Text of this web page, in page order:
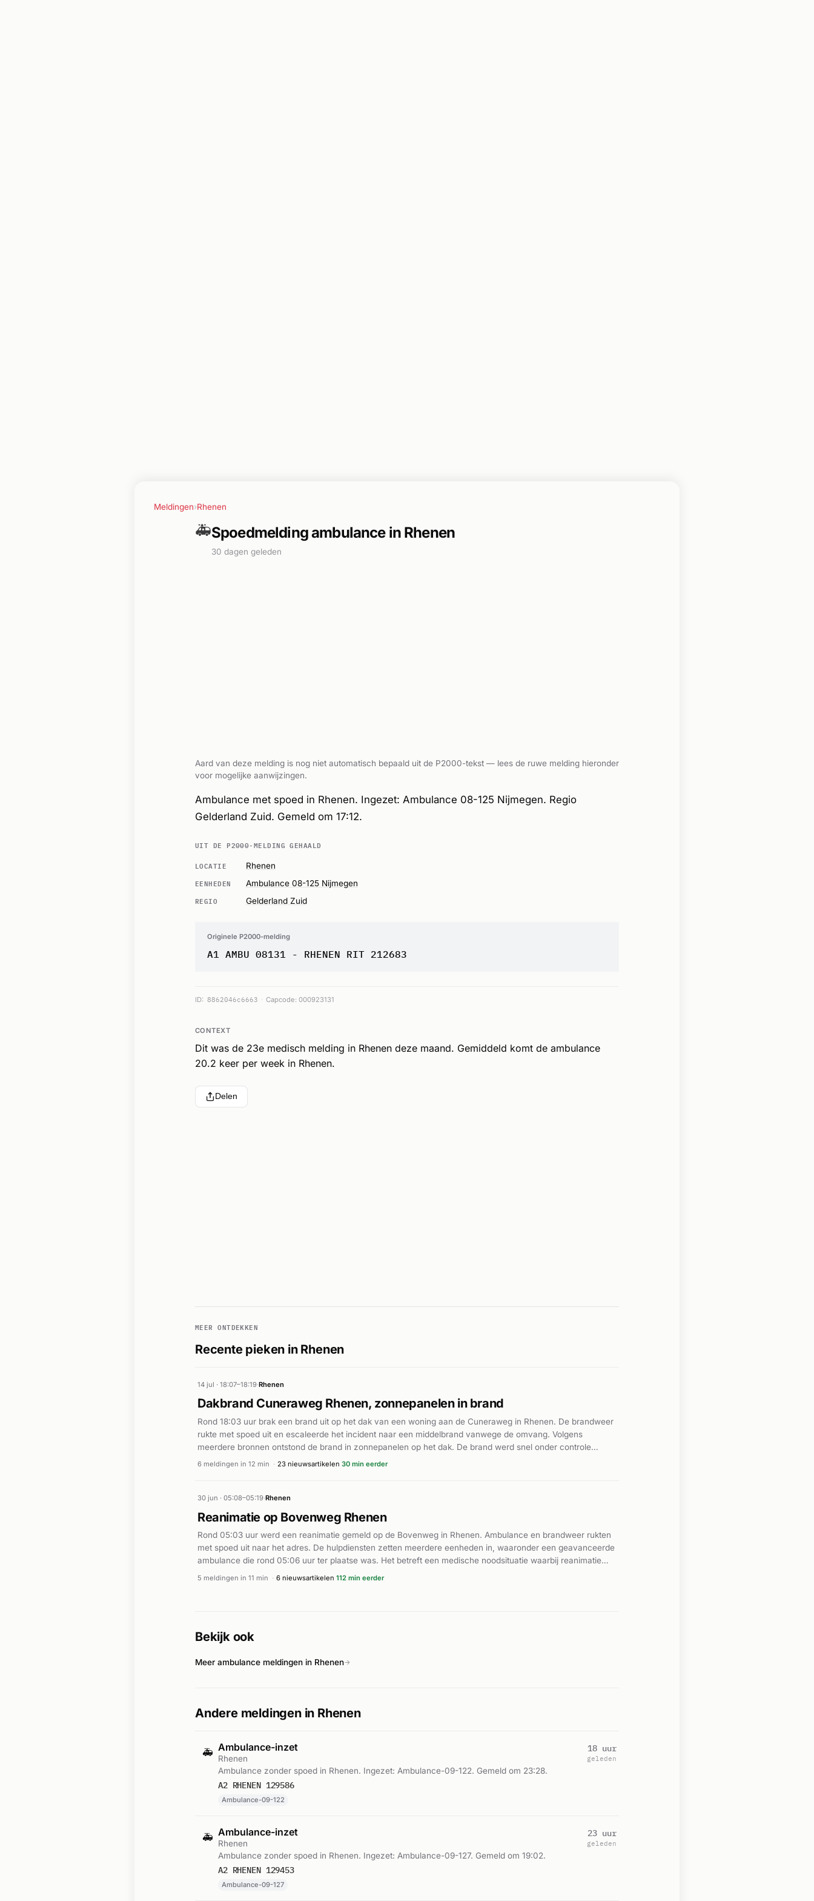
Meldingen›Rhenen
🚑Spoedmelding ambulance in Rhenen
30 dagen geleden
Aard van deze melding is nog niet automatisch bepaald uit de P2000-tekst — lees de ruwe melding hieronder
voor mogelijke aanwijzingen.
Ambulance met spoed in Rhenen. Ingezet: Ambulance 08-125 Nijmegen. Regio
Gelderland Zuid. Gemeld om 17:12.
UIT DE P2000-MELDING GEHAALD
LOCATIE
Rhenen
EENHEDEN Ambulance 08-125 Nijmegen
REGIO Gelderland Zuid
Originele P2000-melding
A1 AMBU 08131 - RHENEN RIT 212683
ID: 8862046c6663 Capcode: 000923131
CONTEXT
Dit was de 23e medisch melding in Rhenen deze maand. Gemiddeld komt de ambulance
20.2 keer per week in Rhenen.
Delen
MEER ONTDEKKEN
Recente pieken in Rhenen
14 jul · 18:07–18:19·Rhenen
Dakbrand Cuneraweg Rhenen, zonnepanelen in brand
Rond 18:03 uur brak een brand uit op het dak van een woning aan de Cuneraweg in Rhenen. De brandweer
rukte met spoed uit en escaleerde het incident naar een middelbrand vanwege de omvang. Volgens
meerdere bronnen ontstond de brand in zonnepanelen op het dak. De brand werd snel onder controle
gebracht en was rond 18:30 uur niet meer actief. De brandweer zette meerdere eenheden in voor de
6 meldingen in 12 min · 23 nieuwsartikelen 30 min eerder
30 jun · 05:08–05:19·Rhenen
Reanimatie op Bovenweg Rhenen
Rond 05:03 uur werd een reanimatie gemeld op de Bovenweg in Rhenen. Ambulance en brandweer rukten
met spoed uit naar het adres. De hulpdiensten zetten meerdere eenheden in, waaronder een geavanceerde
ambulance die rond 05:06 uur ter plaatse was. Het betreft een medische noodsituatie waarbij reanimatie
noodzakelijk was. Verdere details over de uitkomst van het incident zijn niet bekend.
5 meldingen in 11 min · 6 nieuwsartikelen 112 min eerder
Bekijk ook
Meer ambulance meldingen in Rhenen→
Andere meldingen in Rhenen
🚑 Ambulance-inzet
Rhenen
Ambulance zonder spoed in Rhenen. Ingezet: Ambulance-09-122. Gemeld om 23:28.
A2 RHENEN 129586
Ambulance-09-122
18 uur
geleden
🚑 Ambulance-inzet
Rhenen
Ambulance zonder spoed in Rhenen. Ingezet: Ambulance-09-127. Gemeld om 19:02.
A2 RHENEN 129453
Ambulance-09-127
23 uur
geleden